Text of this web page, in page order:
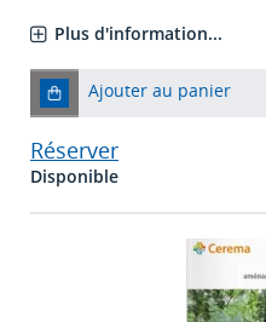
Plus d'information...
Ajouter au panier
Réserver
Disponible